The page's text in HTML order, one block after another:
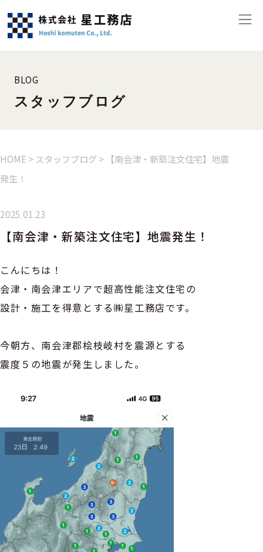
BLOG
スタッフブログ
HOME > スタッフブログ > 【南会津・新築注文住宅】地震
発生！
2025.01.23
【南会津・新築注文住宅】地震発生！
こんにちは！
会津・南会津エリアで超高性能注文住宅の
設計・施工を得意とする㈱星工務店です。
今朝方、南会津郡桧枝岐村を震源とする
震度５の地震が発生しました。